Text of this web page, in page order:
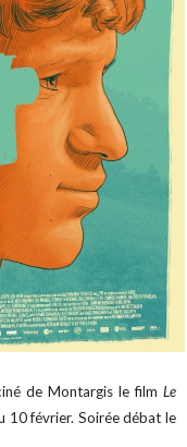
de Montargis le film Le
10 février. Soirée débat le